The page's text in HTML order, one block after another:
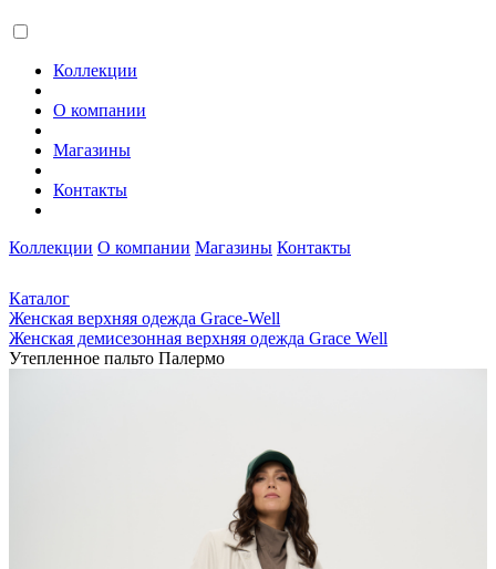
Коллекции
О компании
Магазины
Контакты
Коллекции О компании Магазины Контакты
Каталог
Женская верхняя одежда Grace-Well
Женская демисезонная верхняя одежда Grace Well
Утепленное пальто Палермо